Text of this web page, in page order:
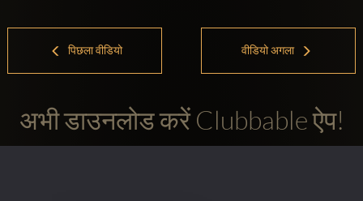
पिछला वीडियो वीडियो अगला
अभी डाउनलोड करें Clubbable ऐप!